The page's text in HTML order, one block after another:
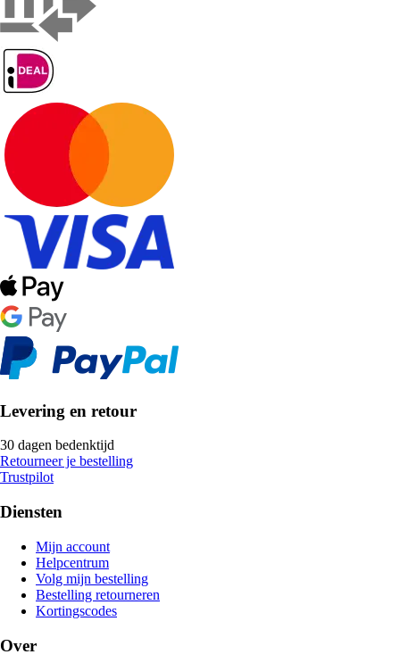
Levering en retour
30 dagen bedenktijd
Retourneer je bestelling
Trustpilot
Diensten
Mijn account
Helpcentrum
Volg mijn bestelling
Bestelling retourneren
Kortingscodes
Over